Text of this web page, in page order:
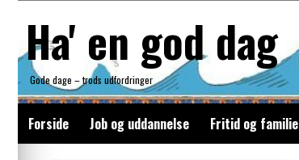
content
Ha' en god dag
Gode dage – trods udfordringer
Forside Job og uddannelse Fritid og familie